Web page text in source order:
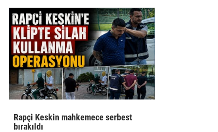
Rapçi Keskin mahkemece serbest
bırakıldı